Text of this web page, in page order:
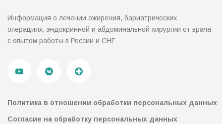
Информация о лечении ожирения, бариатрических
операциях, эндокринной и абдоминальной хирургии от врача
с опытом работы в России и СНГ
Политика в отношении обработки персональных данных
Согласие на обработку персональных данных